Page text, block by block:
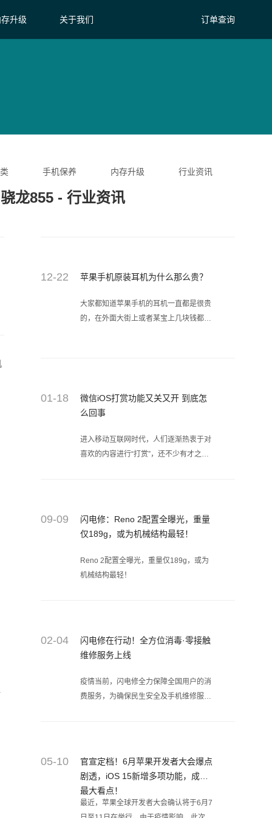
升级 关于我们 订单查询
手机保养 内存升级 行业资讯
龙855 - 行业资讯
12-22 苹果手机原装耳机为什么那么贵？
大家都知道苹果手机的耳机一直都是很贵
的，在外面大街上或者某宝上几块钱都能
01-18
微信iOS打赏功能又关又开 到底怎
么回事
进入移动互联网时代，人们逐渐热衷于对
喜欢的内容进行“打赏”，还不少有才之人
09-09
闪电修：Reno 2配置全曝光，重量
仅189g，或为机械结构最轻！
Reno 2配置全曝光，重量仅189g，或为
机械结构最轻！
02-04
闪电修在行动！全方位消毒·零接触
维修服务上线
疫情当前，闪电修全力保障全国用户的消
费服务，为确保民生安全及手机维修服务
05-10
官宣定档！6月苹果开发者大会爆点
剧透，iOS 15新增多项功能，成为
最大看点！
最近，苹果全球开发者大会确认将于6月7